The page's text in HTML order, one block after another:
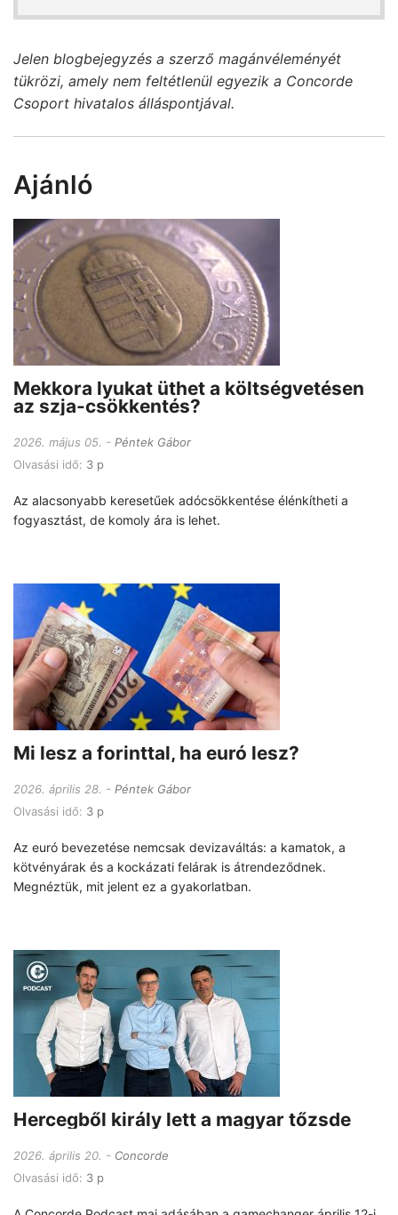
Jelen blogbejegyzés a szerző magánvéleményét
tükrözi, amely nem feltétlenül egyezik a Concorde
Csoport hivatalos álláspontjával.
Ajánló
Mekkora lyukat üthet a költségvetésen
az szja-csökkentés?
2026. május 05.
Péntek Gábor
Olvasási idő: 3 p
Az alacsonyabb keresetűek adócsökkentése élénkítheti a
fogyasztást, de komoly ára is lehet.
Mi lesz a forinttal, ha euró lesz?
2026. április 28.
Péntek Gábor
Olvasási idő: 3 p
Az euró bevezetése nemcsak devizaváltás: a kamatok, a
kötvényárak és a kockázati felárak is átrendeződnek.
Megnéztük, mit jelent ez a gyakorlatban.
Hercegből király lett a magyar tőzsde
2026. április 20.
Concorde
Olvasási idő: 3 p